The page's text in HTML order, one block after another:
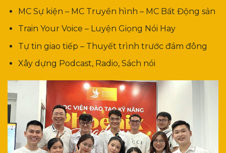
MC Sự kiện – MC Truyền hình – MC Bất Động sản
Train Your Voice – Luyện Giọng Nói Hay
Tự tin giao tiếp – Thuyết trình trước đám đông
Xây dựng Podcast, Radio, Sách nói